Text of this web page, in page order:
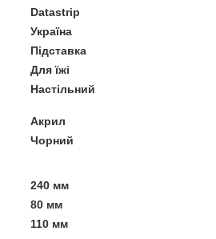
Datastrip
Україна
Підставка
Для їжі
Настільний
Акрил
Чорний
240 мм
80 мм
110 мм